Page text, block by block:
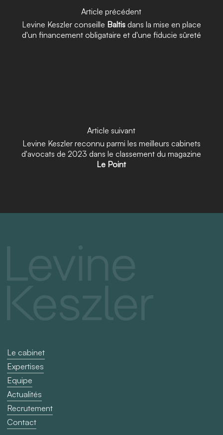
Article précédent
Levine Keszler conseille Baltisdans la mise en place
d'un financement obligataire et d'une fiducie sûreté
Article suivant
Levine Keszler reconnu parmi les meilleurs cabinets
d'avocats de 2023 dans le classement du magazine
Le Point
Le cabinet
Expertises
Equipe
Actualités
Recrutement
Contact